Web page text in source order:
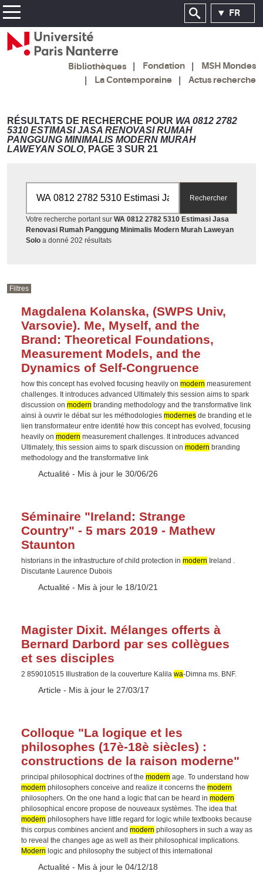
FR
Bibliothèques Fondation
MSH Mondes
La Contemporaine
Actus recherche
RÉSULTATS DE RECHERCHE POUR WA 0812 2782
5310 ESTIMASI JASA RENOVASI RUMAH
PANGGUNG MINIMALIS MODERN MURAH
LAWEYAN SOLO, PAGE 3 SUR 21
Rechercher
Votre recherche portant sur WA 0812 2782 5310 Estimasi Jasa
Renovasi Rumah Panggung Minimalis Modern Murah Laweyan
Solo a donné 202 résultatsAccéder aux résultats
Filtres
Magdalena Kolanska, (SWPS Univ,
Varsovie). Me, Myself, and the
Brand: Theoretical Foundations,
Measurement Models, and the
Dynamics of Self-Congruence
how this concept has evolved focusing heavily on modern measurement
challenges. It introduces advanced Ultimately this session aims to spark
discussion on modern branding methodology and the transformative link
ainsi à ouvrir le débat sur les méthodologies modernes de branding et le
lien transformateur entre identité how this concept has evolved, focusing
heavily on modern measurement challenges. It introduces advanced
Ultimately, this session aims to spark discussion on modern branding
methodology and the transformative link
Type :
Actualité - Mis à jour le 30/06/26
Séminaire "Ireland: Strange
Country" - 5 mars 2019 - Mathew
Staunton
historians in the infrastructure of child protection in modern Ireland .
Discutante Laurence Dubois
Type :
Actualité - Mis à jour le 18/10/21
Magister Dixit. Mélanges offerts à
Bernard Darbord par ses collègues
et ses disciples
2 859010515 Illustration de la couverture Kalila wa-Dimna ms. BNF.
Type :
Article - Mis à jour le 27/03/17
Colloque "La logique et les
philosophes (17è-18è siècles) :
constructions de la raison moderne"
principal philosophical doctrines of the modern age. To understand how
modern philosophers conceive and realize it concerns the modern
philosophers. On the one hand a logic that can be heard in modern
philosophical encore propose de nouveaux systèmes. The idea that
modern philosophers have little regard for logic while textbooks because
this corpus combines ancient and modern philosophers in such a way as
to reveal the changes age as well as their philosophical implications.
Modern logic and philosophy the subject of this international
Type :
Actualité - Mis à jour le 04/12/18